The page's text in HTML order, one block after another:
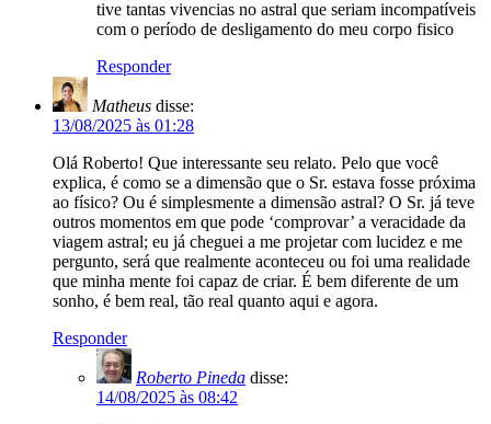
tive tantas vivencias no astral que seriam incompatíveis
com o período de desligamento do meu corpo fisico
Responder
Matheus disse:
13/08/2025 às 01:28
Olá Roberto! Que interessante seu relato. Pelo que você
explica, é como se a dimensão que o Sr. estava fosse próxima
ao físico? Ou é simplesmente a dimensão astral? O Sr. já teve
outros momentos em que pode ‘comprovar’ a veracidade da
viagem astral; eu já cheguei a me projetar com lucidez e me
pergunto, será que realmente aconteceu ou foi uma realidade
que minha mente foi capaz de criar. É bem diferente de um
sonho, é bem real, tão real quanto aqui e agora.
Responder
Roberto Pineda disse:
14/08/2025 às 08:42